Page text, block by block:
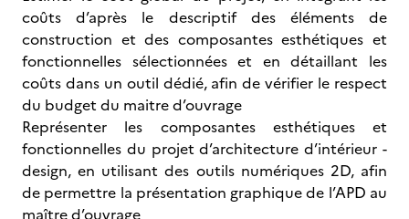
coûts d’après le descriptif des éléments de
construction et des composantes esthétiques et
fonctionnelles sélectionnées et en détaillant les
coûts dans un outil dédié, afin de vérifier le respect
du budget du maitre d’ouvrage
Représenter les composantes esthétiques et
fonctionnelles du projet d’architecture d’intérieur -
design, en utilisant des outils numériques 2D, afin
de permettre la présentation graphique de l’APD au
maître d’ouvrage